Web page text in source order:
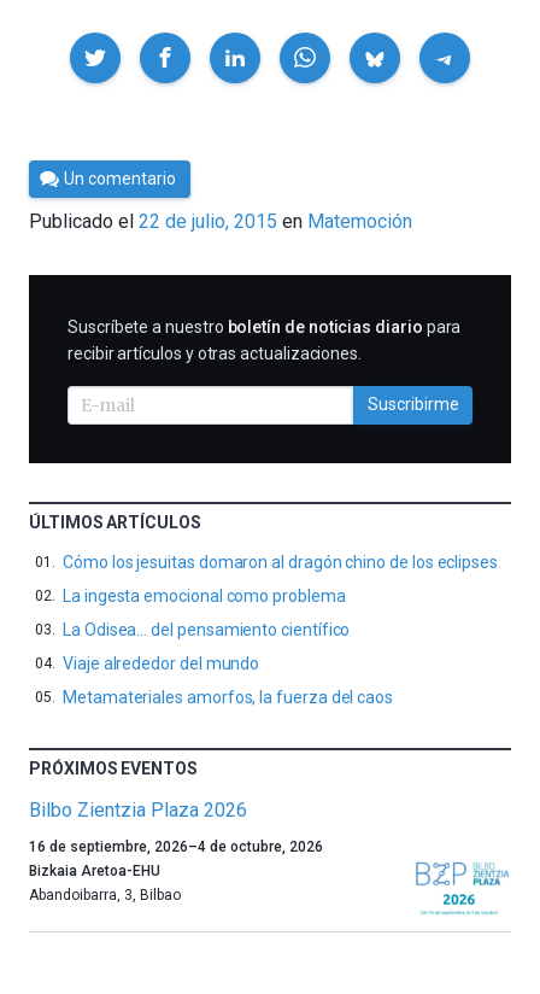
Compartir
Por
César
Tomé
Un comentario
Publicado el 22 de julio, 2015 en Matemoción
SUSCRIBIRME
Suscríbete a nuestro boletín de noticias diario para
recibir artículos y otras actualizaciones.
Suscribirme
ÚLTIMOS ARTÍCULOS
Cómo los jesuitas domaron al dragón chino de los eclipses
La ingesta emocional como problema
La Odisea… del pensamiento científico
Viaje alrededor del mundo
Metamateriales amorfos, la fuerza del caos
PRÓXIMOS EVENTOS
Bilbo Zientzia Plaza 2026
Un
año
más,
16 de septiembre, 2026–4 de octubre, 2026
Bizkaia Aretoa-EHU
Abandoibarra, 3 Bilbao